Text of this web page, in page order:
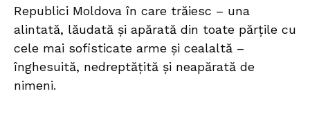
Republici Moldova în care trăiesc – una
alintată, lăudată și apărată din toate părțile cu
cele mai sofisticate arme și cealaltă –
înghesuită, nedreptățită și neapărată de
nimeni.